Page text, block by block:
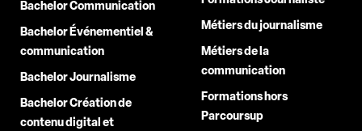
Bachelor Communication
Bachelor Événementiel &
communication
Bachelor Journalisme
Bachelor Création de
contenu digital et
Métiers du journalisme
Métiers de la
communication
Formations hors
Parcoursup